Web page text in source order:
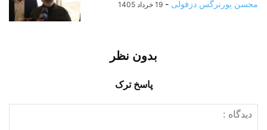
محسن پورنرگس دزفولی - 19 خرداد 1405
بدون نظر
پاسخ ترک